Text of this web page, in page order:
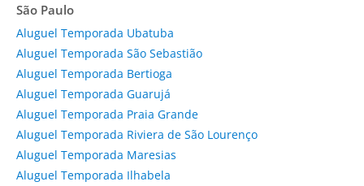
São Paulo
Aluguel Temporada Ubatuba
Aluguel Temporada São Sebastião
Aluguel Temporada Bertioga
Aluguel Temporada Guarujá
Aluguel Temporada Praia Grande
Aluguel Temporada Riviera de São Lourenço
Aluguel Temporada Maresias
Aluguel Temporada Ilhabela